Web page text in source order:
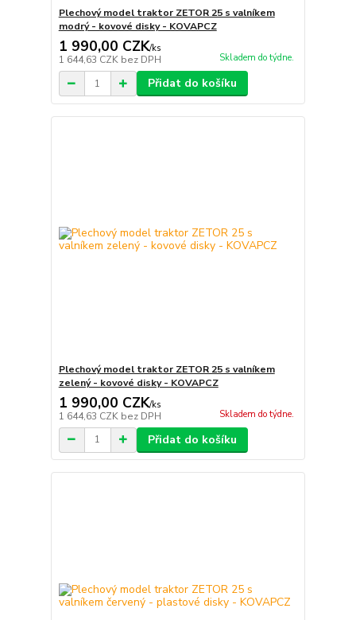
Plechový model traktor ZETOR 25 s valníkem
modrý - kovové disky - KOVAPCZ
1 990,00 CZK/ks
1 644,63 CZK bez DPH Skladem do týdne.
Přidat do košíku
Plechový model traktor ZETOR 25 s valníkem
zelený - kovové disky - KOVAPCZ
1 990,00 CZK/ks
1 644,63 CZK bez DPH Skladem do týdne.
Přidat do košíku